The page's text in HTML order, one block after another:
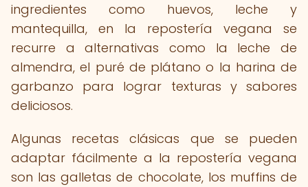
ingredientes como huevos, leche y
mantequilla, en la repostería vegana se
recurre a alternativas como la leche de
almendra, el puré de plátano o la harina de
garbanzo para lograr texturas y sabores
deliciosos.
Algunas recetas clásicas que se pueden
adaptar fácilmente a la repostería vegana
son las galletas de chocolate, los muffins de